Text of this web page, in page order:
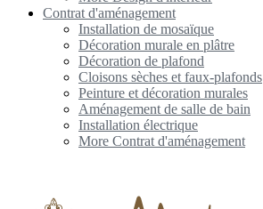
Contrat d'aménagement
Installation de mosaïque
Décoration murale en plâtre
Décoration de plafond
Cloisons sèches et faux-plafonds
Peinture et décoration murales
Aménagement de salle de bain
Installation électrique
More Contrat d'aménagement